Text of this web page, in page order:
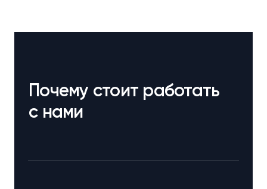
Почему стоит работать
с нами